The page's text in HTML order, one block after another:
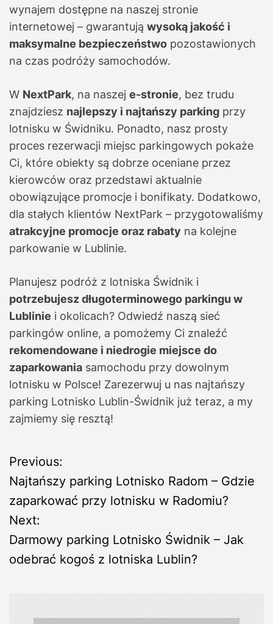
wynajem dostępne na naszej stronie
internetowej – gwarantują wysoką jakość i
maksymalne bezpieczeństwo pozostawionych
na czas podróży samochodów.
W NextPark, na naszej e-stronie, bez trudu
znajdziesz najlepszy i najtańszy parking przy
lotnisku w Świdniku. Ponadto, nasz prosty
proces rezerwacji miejsc parkingowych pokaże
Ci, które obiekty są dobrze oceniane przez
kierowców oraz przedstawi aktualnie
obowiązujące promocje i bonifikaty. Dodatkowo,
dla stałych klientów NextPark – przygotowaliśmy
atrakcyjne promocje oraz rabaty na kolejne
parkowanie w Lublinie.
Planujesz podróż z lotniska Świdnik i
potrzebujesz długoterminowego parkingu w
Lublinie i okolicach? Odwiedź naszą sieć
parkingów online, a pomożemy Ci znaleźć
rekomendowane i niedrogie miejsce do
zaparkowania samochodu przy dowolnym
lotnisku w Polsce! Zarezerwuj u nas najtańszy
parking Lotnisko Lublin-Świdnik już teraz, a my
zajmiemy się resztą!
N
a
w
i
a
Previous:
Najtańszy parking Lotnisko Radom – Gdzie
zaparkować przy lotnisku w Radomiu?
Next:
Darmowy parking Lotnisko Świdnik – Jak
odebrać kogoś z lotniska Lublin?